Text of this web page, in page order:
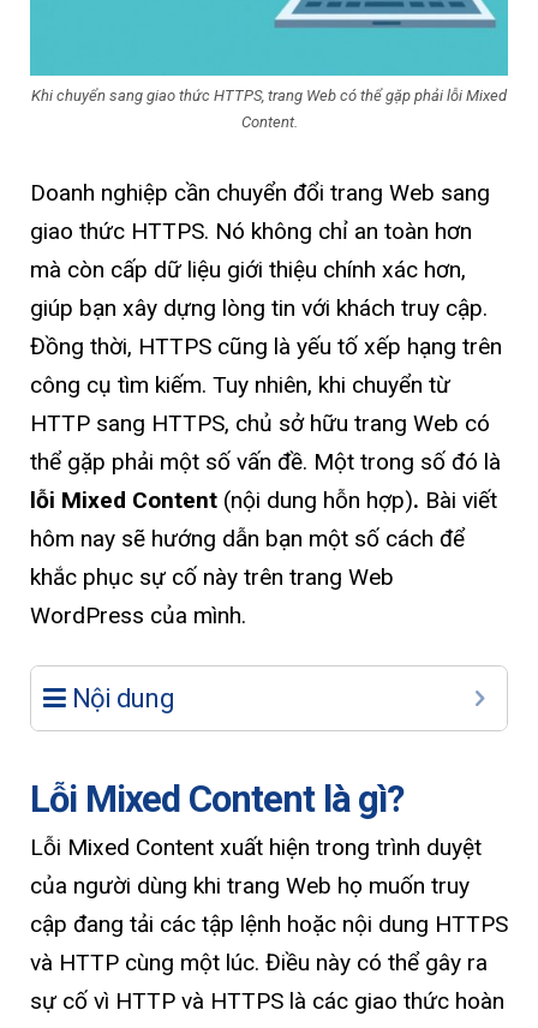
Khi chuyển sang giao thức HTTPS, trang Web có thể gặp phải lỗi Mixed
Content.
Doanh nghiệp cần chuyển đổi trang Web sang
giao thức HTTPS. Nó không chỉ an toàn hơn
mà còn cấp dữ liệu giới thiệu chính xác hơn,
giúp bạn xây dựng lòng tin với khách truy cập.
Đồng thời, HTTPS cũng là yếu tố xếp hạng trên
công cụ tìm kiếm. Tuy nhiên, khi chuyển từ
HTTP sang HTTPS, chủ sở hữu trang Web có
thể gặp phải một số vấn đề. Một trong số đó là
lỗi Mixed Content (nội dung hỗn hợp). Bài viết
hôm nay sẽ hướng dẫn bạn một số cách để
khắc phục sự cố này trên trang Web
WordPress của mình.
Nội dung
Lỗi Mixed Content là gì?
Lỗi Mixed Content xuất hiện trong trình duyệt
của người dùng khi trang Web họ muốn truy
cập đang tải các tập lệnh hoặc nội dung HTTPS
và HTTP cùng một lúc. Điều này có thể gây ra
sự cố vì HTTP và HTTPS là các giao thức hoàn